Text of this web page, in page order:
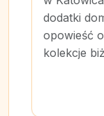
dodatki
opowieść
kolekcje